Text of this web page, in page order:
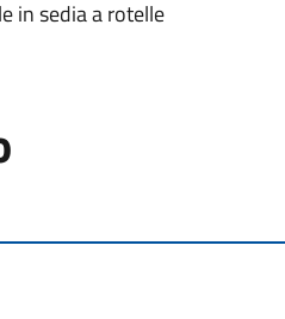
in sedia a rotelle